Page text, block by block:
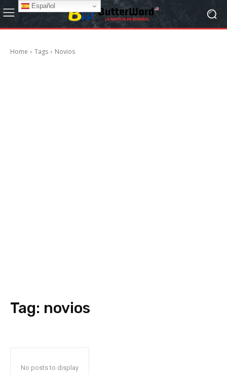
Home Tags Novios
Tag: novios
No posts to display
Español